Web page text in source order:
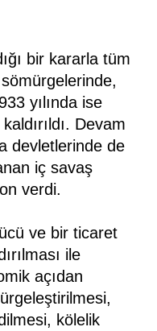
bir kararla tüm
yılında ise
Devam
devletlerinde de
iç savaş
verdi.
ve bir ticaret
ile
açıdan
kölelik